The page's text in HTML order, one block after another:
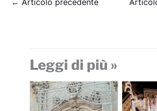
← Articolo precedente
Leggi di più »